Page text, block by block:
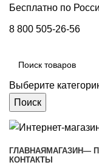
Бесплатно по
8 800 505-26-56
Выберите
Поиск
ГЛАВНАЯ МАГАЗИН—
КОНТАКТЫ